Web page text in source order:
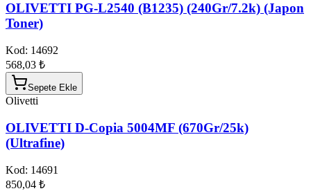
OLIVETTI PG-L2540 (B1235) (240Gr/7.2k) (Japon
Toner)
Kod: 14692
568,03 ₺
Sepete Ekle
Olivetti
OLIVETTI D-Copia 5004MF (670Gr/25k)
(Ultrafine)
Kod: 14691
850,04 ₺